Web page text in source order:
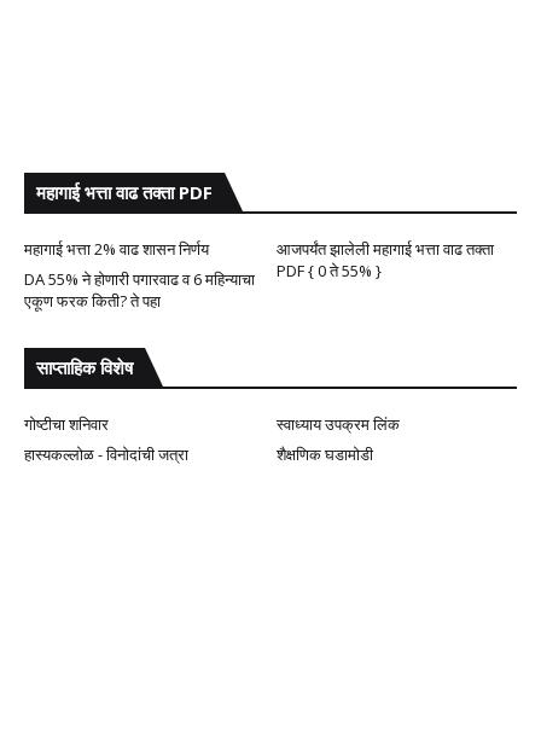
महागाई भत्ता वाढ तक्ता PDF
महागाई भत्ता 2% वाढ शासन निर्णय
आजपर्यंत झालेली महागाई भत्ता वाढ तक्ता
PDF { 0 ते 55% }
DA 55% ने होणारी पगारवाढ व 6 महिन्याचा
एकूण फरक किती? ते पहा
साप्ताहिक विशेष
गोष्टीचा शनिवार
स्वाध्याय उपक्रम लिंक
हास्यकल्लोळ - विनोदांची जत्रा
शैक्षणिक घडामोडी